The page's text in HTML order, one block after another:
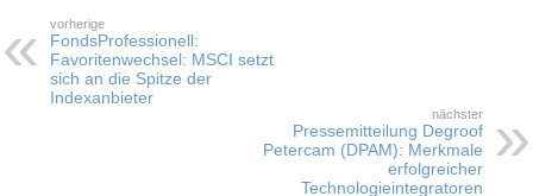
vorherige
FondsProfessionell:
Favoritenwechsel: MSCI setzt
sich an die Spitze der
Indexanbieter
nächster
Pressemitteilung Degroof
Petercam (DPAM): Merkmale
erfolgreicher
Technologieintegratoren